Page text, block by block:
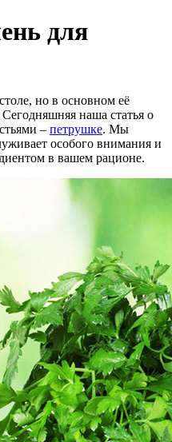
для
но в основном её
наша статья о
– петрушке. Мы
особого внимания и
в вашем рационе.